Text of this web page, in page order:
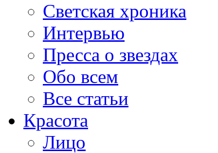
Светская хроника
Интервью
Пресса о звездах
Обо всем
Все статьи
Красота
Лицо